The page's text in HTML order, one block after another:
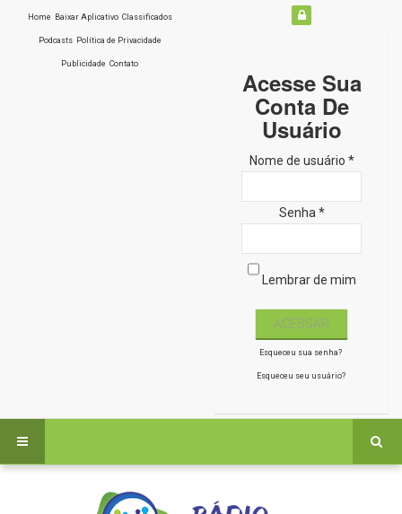
Home Baixar Aplicativo Classificados
Podcasts Política de Privacidade
Publicidade Contato
Acesse Sua
Conta De
Usuário
Nome de usuário *
Senha *
Lembrar de mim
Esqueceu sua senha?
Esqueceu seu usuário?